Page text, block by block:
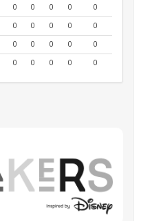
0 0 0 0
0
0 0 0 0
0
0 0 0 0
0
0 0 0 0 0